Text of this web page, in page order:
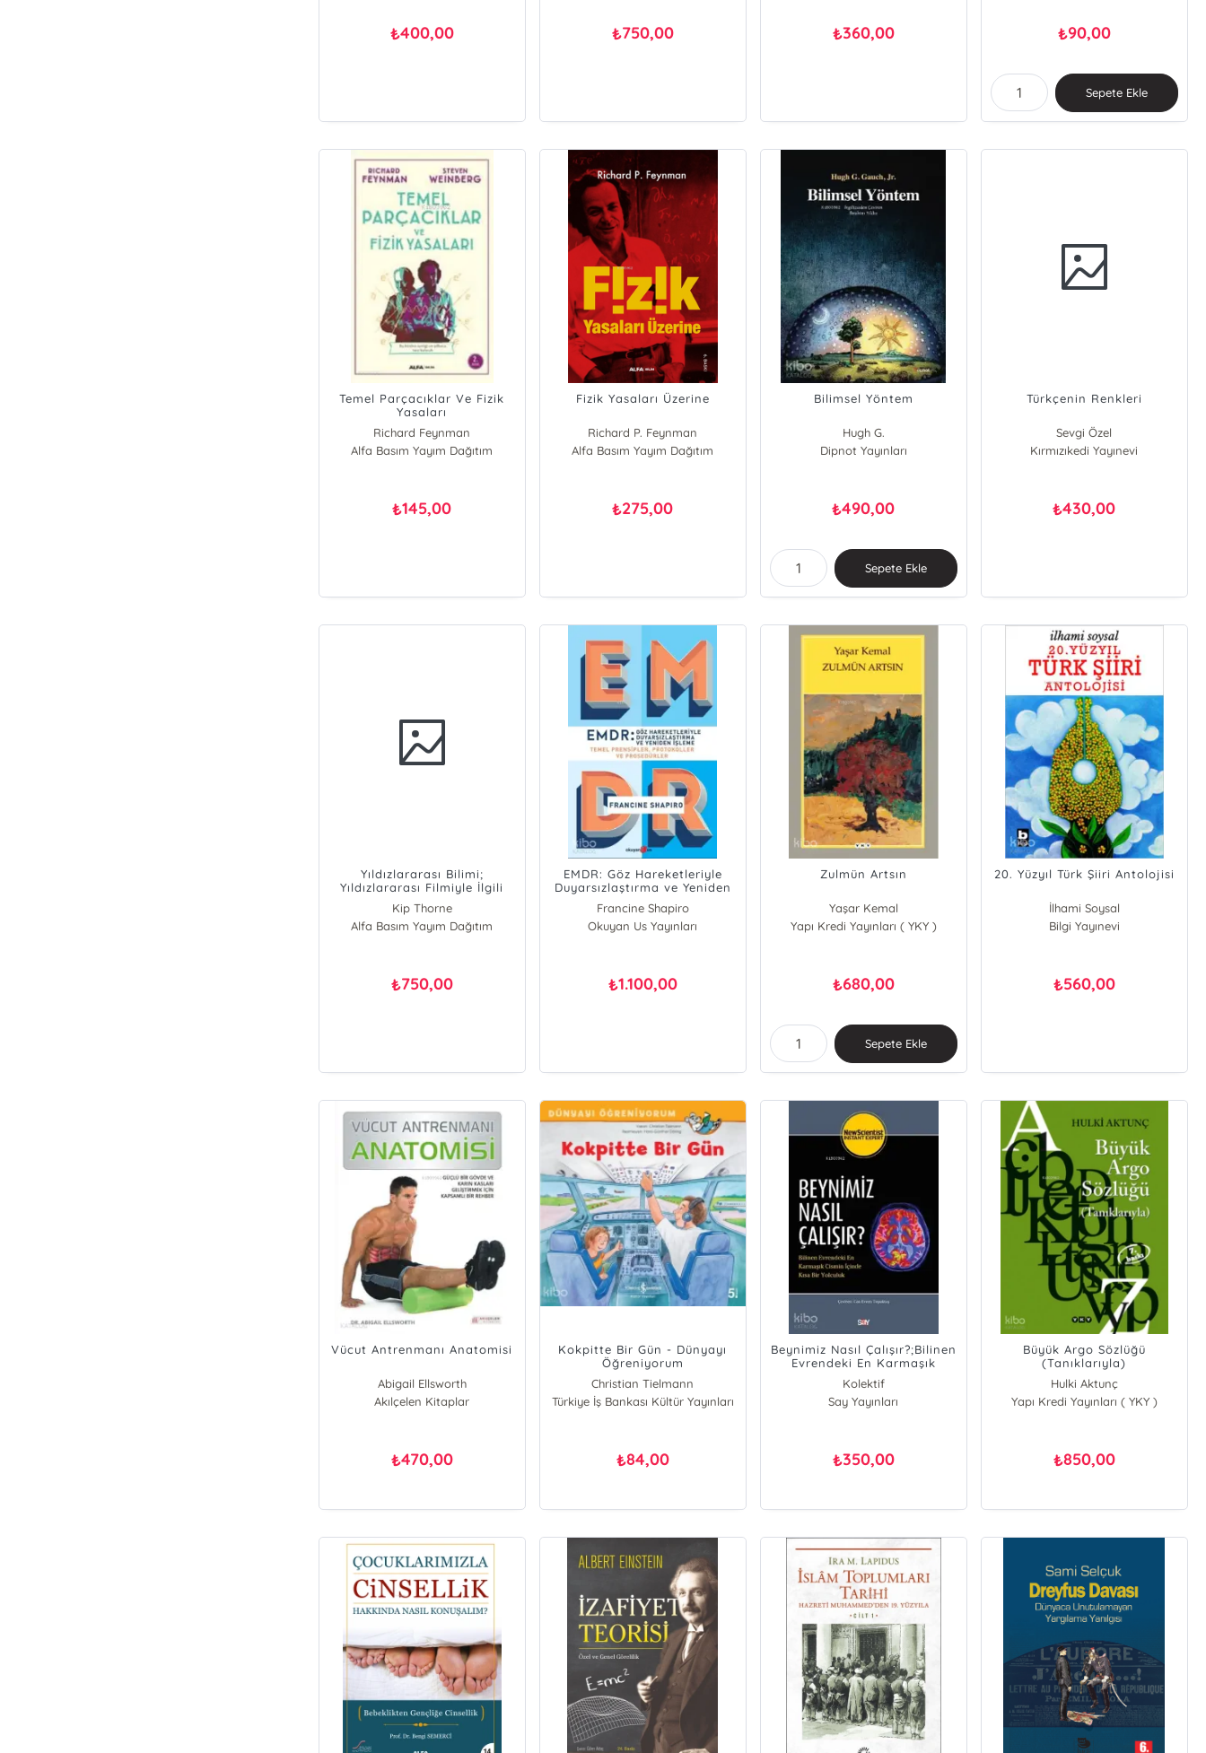
₺400,00 ₺750,00 ₺360,00 ₺90,00
Sepete Ekle
Temel Parçacıklar Ve Fizik
Yasaları
Richard Feynman
Steven Weinberg
Alfa Basım Yayım Dağıtım
₺145,00
Fizik Yasaları Üzerine
Richard P. Feynman
Alfa Basım Yayım Dağıtım
₺275,00
Bilimsel Yöntem
Hugh G.
Dipnot Yayınları
₺490,00
Sepete Ekle
Türkçenin Renkleri
Sevgi Özel
Kırmızıkedi Yayınevi
₺430,00
Yıldızlararası Bilimi;
Yıldızlararası Filmiyle İlgili
Merak Ettiğiniz Her Şey
Kip Thorne
Alfa Basım Yayım Dağıtım
₺750,00
EMDR: Göz Hareketleriyle
Duyarsızlaştırma ve Yeniden
İşleme; Temel Prensipler,
Protokoller ve Prosedürler
Francine Shapiro
Okuyan Us Yayınları
₺1.100,00
Zulmün Artsın
Yaşar Kemal
Yapı Kredi Yayınları ( YKY )
₺680,00
Sepete Ekle
20. Yüzyıl Türk Şiiri Antolojisi
İlhami Soysal
Bilgi Yayınevi
₺560,00
Vücut Antrenmanı Anatomisi
Abigail Ellsworth
Akılçelen Kitaplar
₺470,00
Kokpitte Bir Gün - Dünyayı
Öğreniyorum
Christian Tielmann
Türkiye İş Bankası Kültür Yayınları
₺84,00
Beynimiz Nasıl Çalışır?;Bilinen
Evrendeki En Karmaşık
Cismin İçinde Kısa Bir
Yolculuk
Kolektif
Say Yayınları
₺350,00
Büyük Argo Sözlüğü
(Tanıklarıyla)
Hulki Aktunç
Yapı Kredi Yayınları ( YKY )
₺850,00